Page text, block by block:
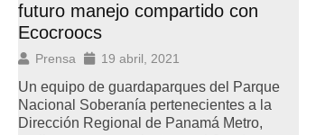
futuro manejo compartido con
Ecocroocs
Prensa 19 abril, 2021
Un equipo de guardaparques del Parque
Nacional Soberanía pertenecientes a la
Dirección Regional de Panamá Metro,